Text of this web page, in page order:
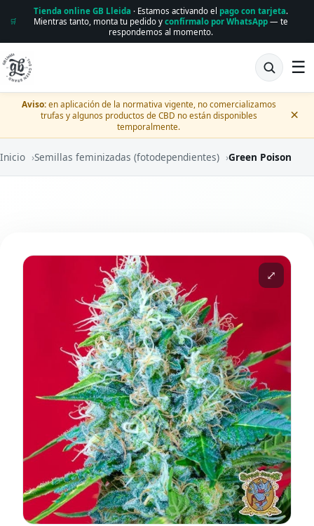
🛒
Tienda online GB Lleida · Estamos activando el pago con tarjeta.
Mientras tanto, monta tu pedido y confírmalo por WhatsApp— te
respondemos al momento.
☰
Aviso:en aplicación de la normativa vigente, no comercializamos
trufas y algunos productos de CBD no están disponibles
temporalmente.
×
Inicio ›Semillas feminizadas (fotodependientes) ›Green Poison
⤢